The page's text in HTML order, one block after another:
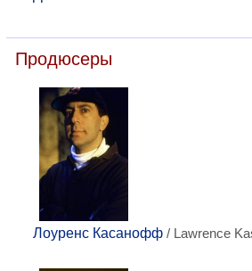
Продюсеры
Лоуренс Касанофф / Lawrence